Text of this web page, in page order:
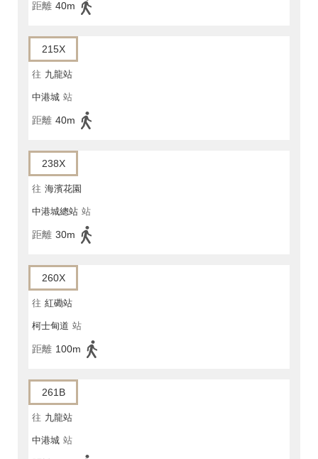
距離 40m
215X
往 九龍站
中港城 站
距離 40m
238X
往 海濱花園
中港城總站 站
距離 30m
260X
往 紅磡站
柯士甸道 站
距離 100m
261B
往 九龍站
中港城 站